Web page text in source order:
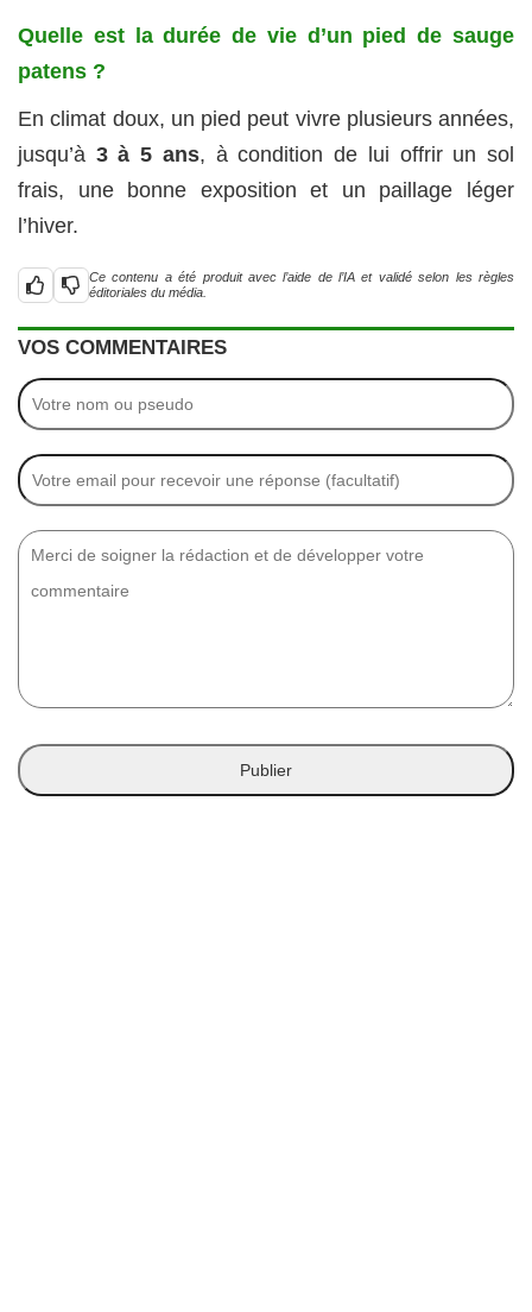
Quelle est la durée de vie d’un pied de sauge
patens ?
En climat doux, un pied peut vivre plusieurs années,
jusqu’à 3 à 5 ans, à condition de lui offrir un sol
frais, une bonne exposition et un paillage léger
l’hiver.
Ce contenu a été produit avec l’aide de l’IA et validé selon les règles
éditoriales du média.
VOS COMMENTAIRES